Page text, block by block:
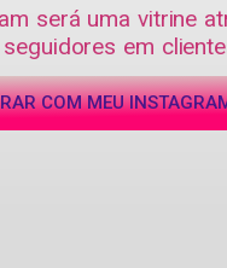
será uma vitrine
em
COM MEU